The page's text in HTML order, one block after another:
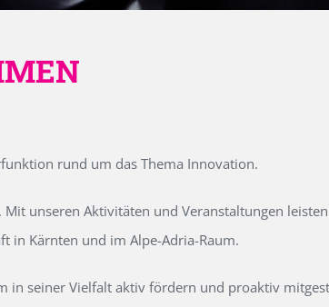
rund um das Thema Innovation.
unseren Aktivitäten und Veranstaltungen
in Kärnten und im Alpe-Adria-Raum.
in seiner Vielfalt aktiv fördern und proaktiv